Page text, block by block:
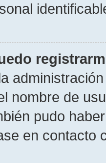
nombre de
pudo
en contacto